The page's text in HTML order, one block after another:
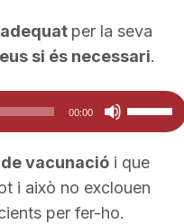
adequat per la seva
si és necessari.
00:00
Feu
servir
les
tecles
vacunaciói que
i això no exclouen
per fer-ho.